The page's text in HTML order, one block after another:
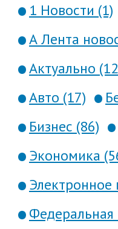
1 Новости (1)
А Лента
Актуально
Авто (17)
Бизнес (86)
Экономика
Электронное